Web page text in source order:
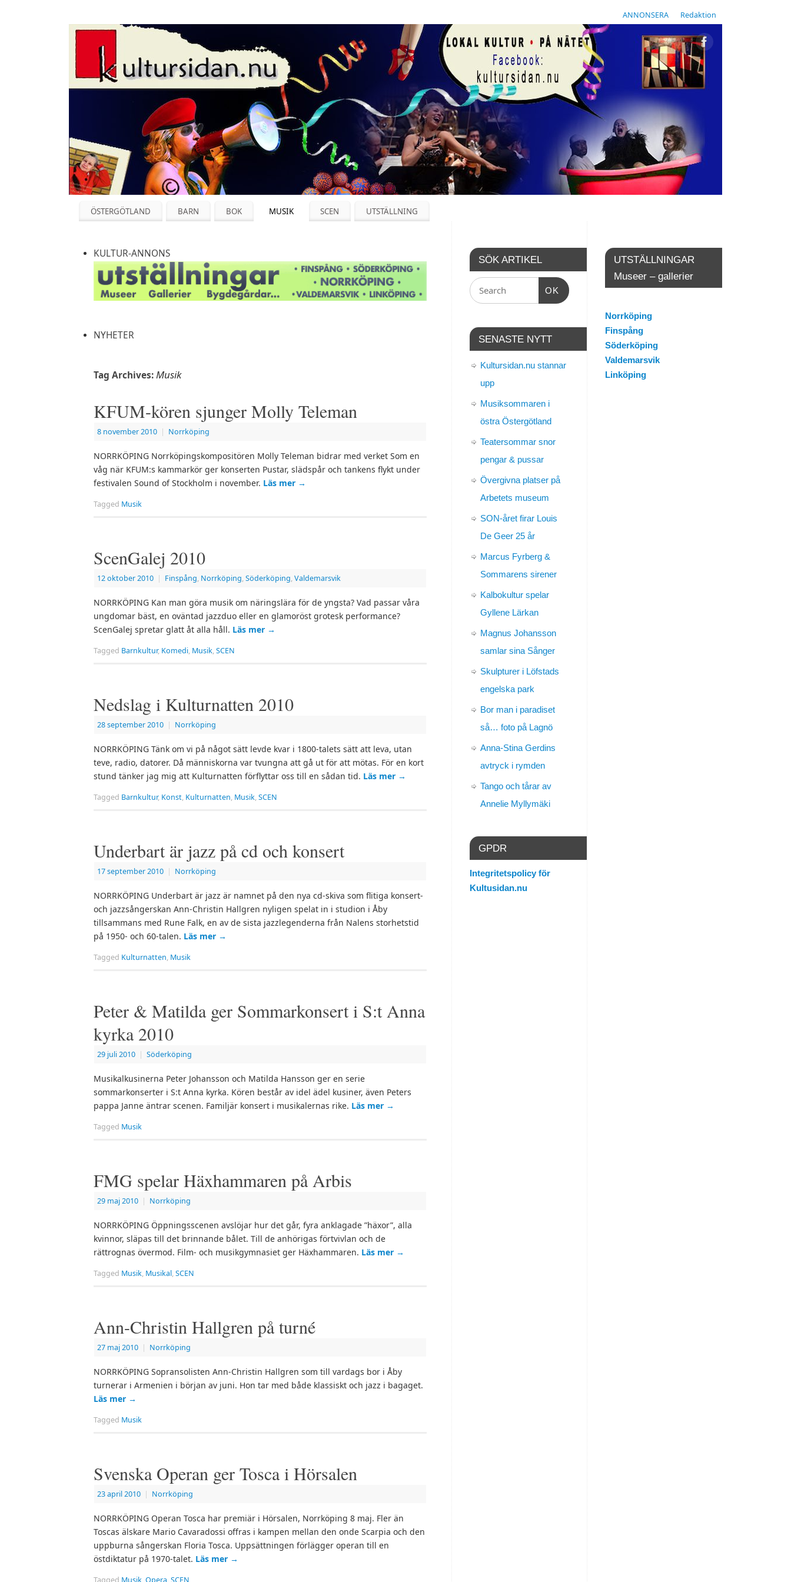
ANNONSERA Redaktion
ÖSTERGÖTLAND BARN BOK MUSIK SCEN UTSTÄLLNING
KULTUR-ANNONS
NYHETER
Tag Archives:Musik
KFUM-kören sjunger Molly Teleman
8 november 2010 | Norrköping
NORRKÖPING Norrköpingskompositören Molly Teleman bidrar med verket Som en
våg när KFUM:s kammarkör ger konserten Pustar, slädspår och tankens flykt under
festivalen Sound of Stockholm i november. Läs mer →
Tagged Musik
ScenGalej 2010
12 oktober 2010 | Finspång, Norrköping, Söderköping, Valdemarsvik
NORRKÖPING Kan man göra musik om näringslära för de yngsta? Vad passar våra
ungdomar bäst, en oväntad jazzduo eller en glamoröst grotesk performance?
ScenGalej spretar glatt åt alla håll. Läs mer →
Tagged Barnkultur, Komedi, Musik,SCEN
Nedslag i Kulturnatten 2010
28 september 2010 | Norrköping
NORRKÖPING Tänk om vi på något sätt levde kvar i 1800-talets sätt att leva, utan
teve, radio, datorer. Då människorna var tvungna att gå ut för att mötas. För en kort
stund tänker jag mig att Kulturnatten förflyttar oss till en sådan tid. Läs mer →
Tagged Barnkultur, Konst, Kulturnatten, Musik,SCEN
Underbart är jazz på cd och konsert
17 september 2010 | Norrköping
NORRKÖPING Underbart är jazz är namnet på den nya cd-skiva som flitiga konsert-
och jazzsångerskan Ann-Christin Hallgren nyligen spelat in i studion i Åby
tillsammans med Rune Falk, en av de sista jazzlegenderna från Nalens storhetstid
på 1950- och 60-talen. Läs mer →
Tagged Kulturnatten, Musik
Peter & Matilda ger Sommarkonsert i S:t Anna
kyrka 2010
29 juli 2010 | Söderköping
Musikalkusinerna Peter Johansson och Matilda Hansson ger en serie
sommarkonserter i S:t Anna kyrka. Kören består av idel ädel kusiner, även Peters
pappa Janne äntrar scenen. Familjär konsert i musikalernas rike. Läs mer →
Tagged Musik
FMG spelar Häxhammaren på Arbis
29 maj 2010 | Norrköping
NORRKÖPING Öppningsscenen avslöjar hur det går, fyra anklagade ”häxor”, alla
kvinnor, släpas till det brinnande bålet. Till de anhörigas förtvivlan och de
rättrognas övermod. Film- och musikgymnasiet ger Häxhammaren. Läs mer →
Tagged Musik, Musikal,SCEN
Ann-Christin Hallgren på turné
27 maj 2010 | Norrköping
NORRKÖPING Sopransolisten Ann-Christin Hallgren som till vardags bor i Åby
turnerar i Armenien i början av juni. Hon tar med både klassiskt och jazz i bagaget.
Läs mer →
Tagged Musik
Svenska Operan ger Tosca i Hörsalen
23 april 2010 | Norrköping
NORRKÖPING Operan Tosca har premiär i Hörsalen, Norrköping 8 maj. Fler än
Toscas älskare Mario Cavaradossi offras i kampen mellan den onde Scarpia och den
uppburna sångerskan Floria Tosca. Uppsättningen förlägger operan till en
östdiktatur på 1970-talet. Läs mer →
UTSTÄLLNINGAR
Museer – gallerier
Norrköping
Finspång
Söderköping
Valdemarsvik
Linköping
SÖK ARTIKEL
OK
SENASTE NYTT
Kultursidan.nu stannar
upp
Musiksommaren i
östra Östergötland
Teatersommar snor
pengar & pussar
Övergivna platser på
Arbetets museum
SON-året firar Louis
De Geer 25 år
Marcus Fyrberg &
Sommarens sirener
Kalbokultur spelar
Gyllene Lärkan
Magnus Johansson
samlar sina Sånger
Skulpturer i Löfstads
engelska park
Bor man i paradiset
så… foto på Lagnö
Anna-Stina Gerdins
avtryck i rymden
Tango och tårar av
Annelie Myllymäki
GPDR
Integritetspolicy för
Kultusidan.nu